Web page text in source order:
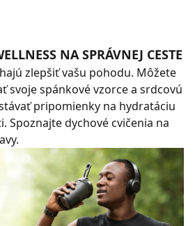
NA SPRÁVNEJ CESTE
zlepšiť vašu pohodu. Môžete
svoje spánkové vzorce a srdcovú
pripomienky na hydratáciu
Spoznajte dychové cvičenia na